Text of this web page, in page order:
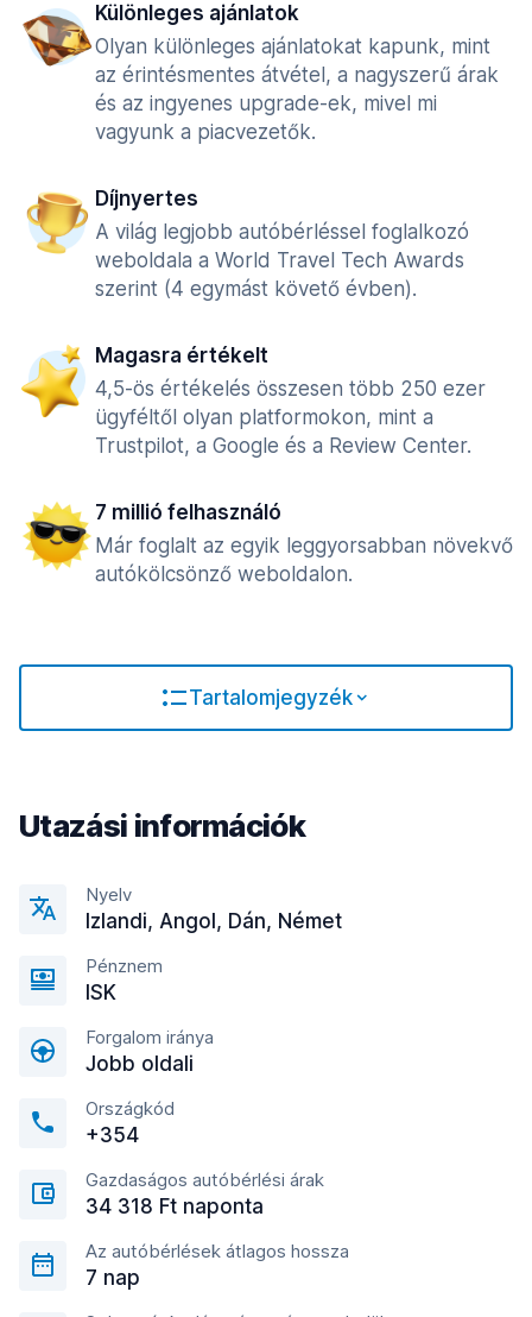
Különleges ajánlatok
Olyan különleges ajánlatokat kapunk, mint
az érintésmentes átvétel, a nagyszerű árak
és az ingyenes upgrade-ek, mivel mi
vagyunk a piacvezetők.
Díjnyertes
A világ legjobb autóbérléssel foglalkozó
weboldala a World Travel Tech Awards
szerint (4 egymást követő évben).
Magasra értékelt
4,5-ös értékelés összesen több 250 ezer
ügyféltől olyan platformokon, mint a
Trustpilot, a Google és a Review Center.
7 millió felhasználó
Már foglalt az egyik leggyorsabban növekvő
autókölcsönző weboldalon.
Tartalomjegyzék
Utazási információk
Nyelv
Izlandi, Angol, Dán, Német
Pénznem
ISK
Forgalom iránya
Jobb oldali
Országkód
+354
Gazdaságos autóbérlési árak
34 318 Ft naponta
Az autóbérlések átlagos hossza
7 nap